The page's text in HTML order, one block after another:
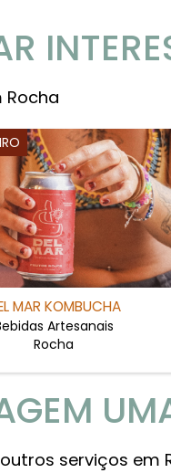
MAR KOMBUCHA
Artesanais
Rocha
serviços em